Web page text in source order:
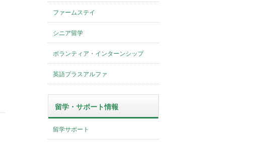
ファームステイ
シニア留学
ボランティア・インターンシップ
英語プラスアルファ
留学・サポート情報
留学サポート